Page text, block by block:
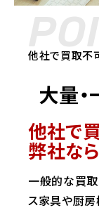
他社で買取不
大量
他社で
弊社な
一般的な買
ス家具や厨房